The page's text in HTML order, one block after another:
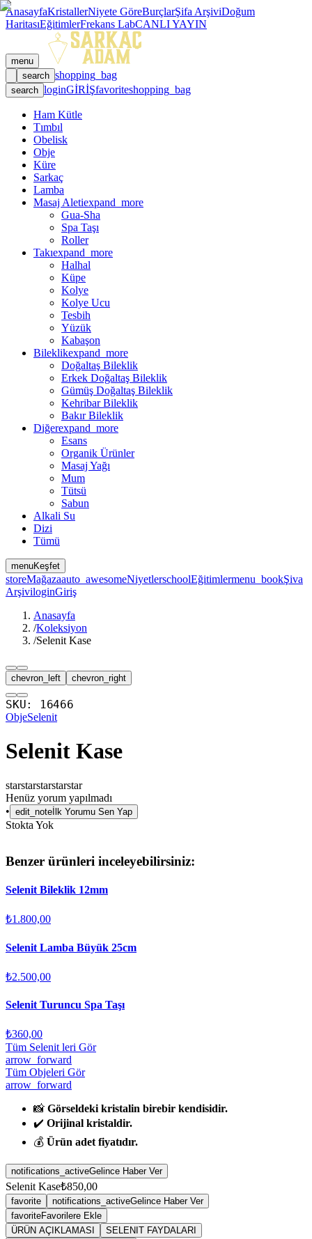
AnasayfaKristallerNiyete GöreBurçlarŞifa ArşiviDoğum
HaritasıEğitimlerFrekans LabCANLI YAYIN
menu
search shopping_bag
search loginGİRİŞfavoriteshopping_bag
Ham Kütle
Tımbıl
Obelisk
Obje
Küre
Sarkaç
Lamba
Masaj Aletiexpand_more
Gua-Sha
Spa Taşı
Roller
Takıexpand_more
Halhal
Küpe
Kolye
Kolye Ucu
Tesbih
Yüzük
Kabaşon
Bileklikexpand_more
Doğaltaş Bileklik
Erkek Doğaltaş Bileklik
Gümüş Doğaltaş Bileklik
Kehribar Bileklik
Bakır Bileklik
Diğerexpand_more
Esans
Organik Ürünler
Masaj Yağı
Mum
Tütsü
Sabun
Alkali Su
Dizi
Tümü
menuKeşfet
storeMağazaauto_awesomeNiyetlerschoolEğitimlermenu_bookŞiva
ArşiviloginGiriş
Anasayfa
/Koleksiyon
/Selenit Kase
chevron_left chevron_right
SKU: 16466
ObjeSelenit
Selenit Kase
starstarstarstarstar
Henüz yorum yapılmadı
• edit_note İlk Yorumu Sen Yap
Stokta Yok
Benzer ürünleri inceleyebilirsiniz:
Selenit Bileklik 12mm
₺1.800,00
Selenit Lamba Büyük 25cm
₺2.500,00
Selenit Turuncu Spa Taşı
₺360,00
Tüm Selenit leri Gör
arrow_forward
Tüm Objeleri Gör
arrow_forward
📸 Görseldeki kristalin birebir kendisidir.
✔️ Orijinal kristaldir.
💰 Ürün adet fiyatıdır.
notifications_activeGelince Haber Ver
Selenit Kase₺850,00
favorite notifications_activeGelince Haber Ver
favoriteFavorilere Ekle
ÜRÜN AÇIKLAMASI
SELENIT FAYDALARI